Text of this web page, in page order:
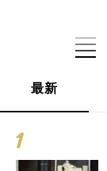
最新